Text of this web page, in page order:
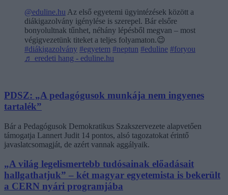
@eduline.hu Az első egyetemi ügyintézések között a
diákigazolvány igénylése is szerepel. Bár elsőre
bonyolultnak tűnhet, néhány lépésből megvan – most
végigvezetünk titeket a teljes folyamaton.😉
#diákigazolvány #egyetem #neptun #eduline #foryou
♬ eredeti hang - eduline.hu
PDSZ: „A pedagógusok munkája nem ingyenes
tartalék”
Bár a Pedagógusok Demokratikus Szakszervezete alapvetően
támogatja Lannert Judit 14 pontos, alsó tagozatokat érintő
javaslatcsomagját, de azért vannak aggályaik.
„A világ legelismertebb tudósainak előadásait
hallgathatjuk” – két magyar egyetemista is bekerült
a CERN nyári programjába